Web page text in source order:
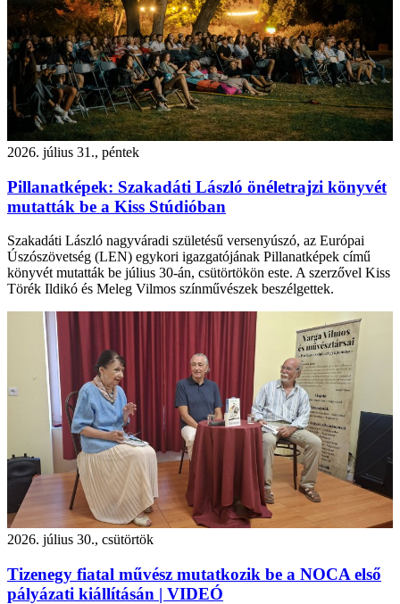
2026. július 31., péntek
Pillanatképek: Szakadáti László önéletrajzi könyvét
mutatták be a Kiss Stúdióban
Szakadáti László nagyváradi születésű versenyúszó, az Európai
Úszószövetség (LEN) egykori igazgatójának Pillanatképek című
könyvét mutatták be július 30-án, csütörtökön este. A szerzővel Kiss
Törék Ildikó és Meleg Vilmos színművészek beszélgettek.
2026. július 30., csütörtök
Tizenegy fiatal művész mutatkozik be a NOCA első
pályázati kiállításán | VIDEÓ